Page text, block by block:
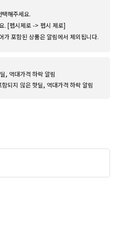
는 무려 4명 사용자가 등록했어요!
무려 4명 사용자가 등록했어요!
무려 3명 사용자가 등록했어요!
해주세요.
. [펩시제로 -> 펩시 제로]
가 포함된 상품은 알림에서 제외됩니다.
, 역대가격 하락 알림
함되지 않은 핫딜, 역대가격 하락 알림